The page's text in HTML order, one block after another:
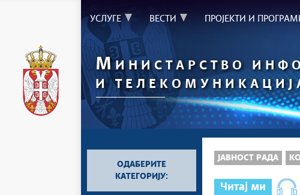
УСЛУГЕ ВЕСТИ ПРОЈЕКТИ И
МИНИСТАРСТВО
И
ОДАБЕРИТЕ
КАТЕГОРИЈУ:
ЈАВНОСТ РАДА
Читај ми